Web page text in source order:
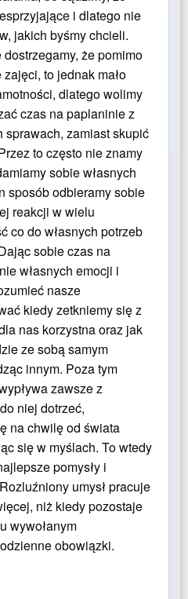
i dlatego nie
jakich byśmy chcieli.
że pomimo
to jednak mało
dlatego wolimy
czas na paplaninie z
sprawach, zamiast skupić
to często nie znamy
sobie własnych
sposób odbieramy sobie
reakcji w wielu
co do własnych potrzeb
sobie czas na
własnych emocji i
nasze
kiedy zetkniemy się z
nas korzystna oraz jak
ze sobą samym
innym. Poza tym
zawsze z
niej dotrzeć,
na chwilę od świata
się w myślach. To wtedy
pomysły i
umysł pracuje
niż kiedy pozostaje
wywołanym
obowiązki.